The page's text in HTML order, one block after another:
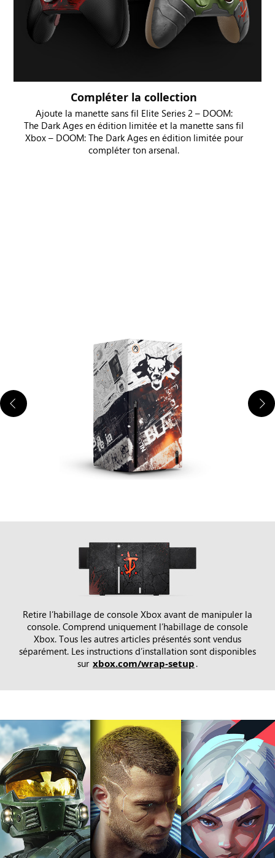
Compléter la collection
Ajoute la manette sans fil Elite Series 2 – DOOM:
The Dark Ages en édition limitée et la manette sans fil
Xbox – DOOM: The Dark Ages en édition limitée pour
compléter ton arsenal.
Retire l’habillage de console Xbox avant de manipuler la
console. Comprend uniquement l’habillage de console
Xbox. Tous les autres articles présentés sont vendus
séparément. Les instructions d’installation sont disponibles
sur xbox.com/wrap-setup .